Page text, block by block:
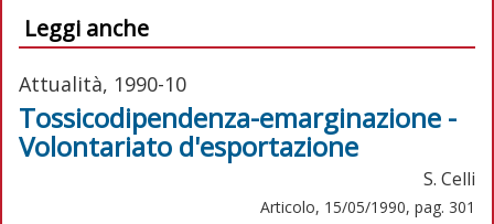
Leggi anche
Attualità, 1990-10
Tossicodipendenza-emarginazione -
Volontariato d'esportazione
S. Celli
Articolo, 15/05/1990, pag. 301